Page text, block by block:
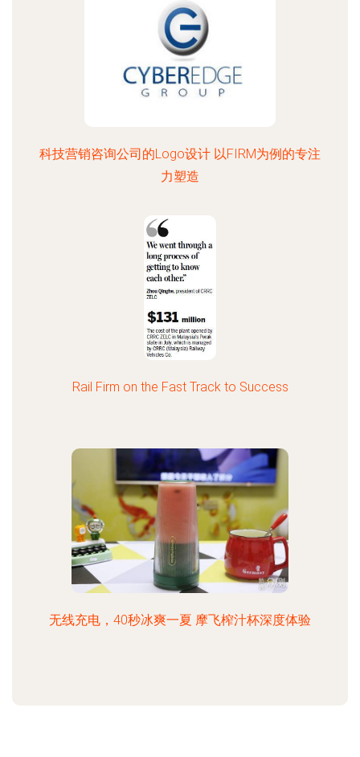
科技营销咨询公司的Logo设计 以FIRM为例的专注
力塑造
Rail Firm on the Fast Track to Success
无线充电，40秒冰爽一夏 摩飞榨汁杯深度体验